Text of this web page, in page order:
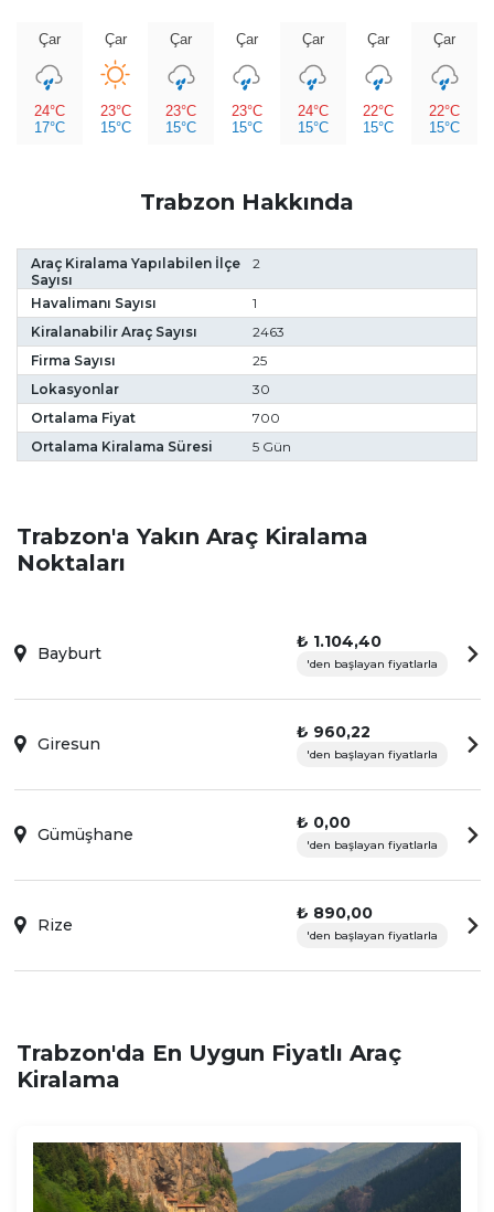
Çar
24°C
17°C
Çar
23°C
15°C
Çar
23°C
15°C
Çar
23°C
15°C
Çar
24°C
15°C
Çar
22°C
15°C
Çar
22°C
15°C
Trabzon Hakkında
Araç Kiralama Yapılabilen İlçe
Sayısı
2
Havalimanı Sayısı
1
Kiralanabilir Araç Sayısı
2463
Firma Sayısı
25
Lokasyonlar
30
Ortalama Fiyat
700
Ortalama Kiralama Süresi
5 Gün
Trabzon'a Yakın Araç Kiralama
Noktaları
Bayburt
₺ 1.104,40
'den başlayan fiyatlarla
Giresun
₺ 960,22
'den başlayan fiyatlarla
Gümüşhane
₺ 0,00
'den başlayan fiyatlarla
Rize
₺ 890,00
'den başlayan fiyatlarla
Trabzon'da En Uygun Fiyatlı Araç
Kiralama